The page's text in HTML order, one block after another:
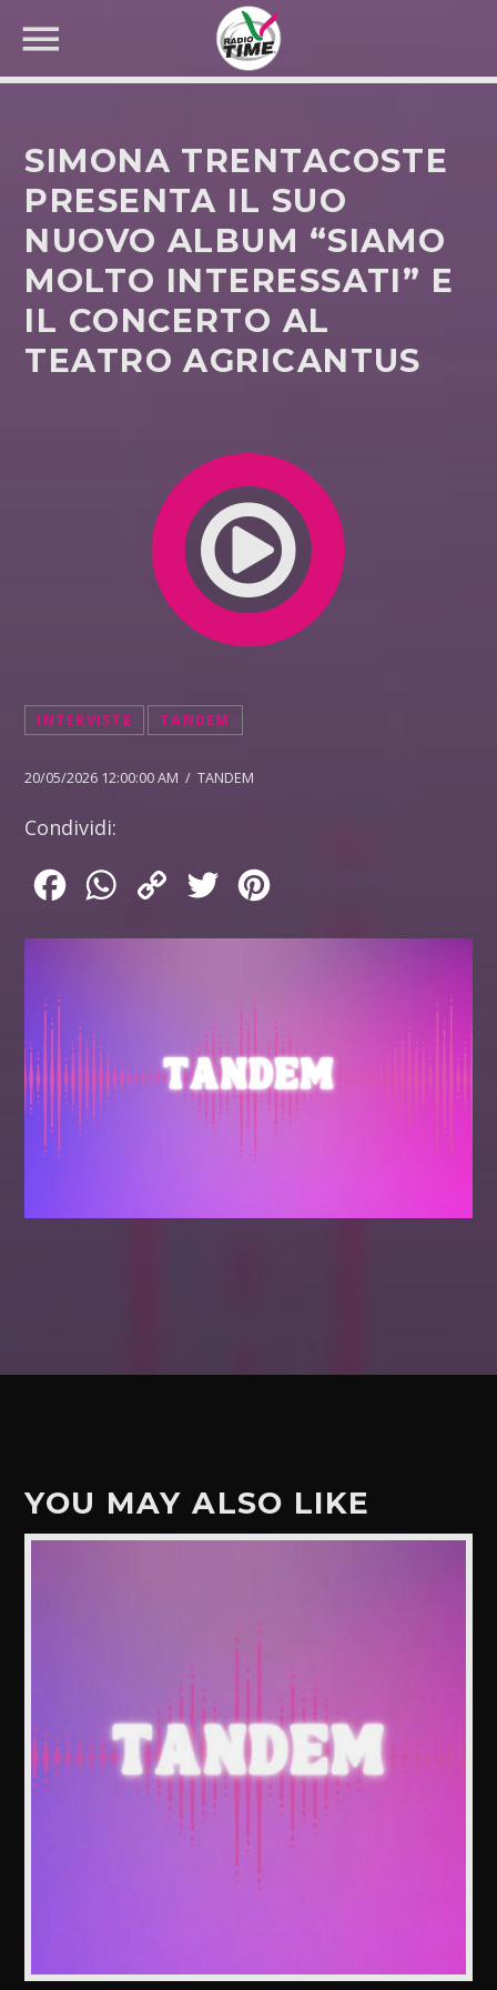
CERCA NEL SITO WEB:
SIMONA TRENTACOSTE
PRESENTA IL SUO
NUOVO ALBUM “SIAMO
MOLTO INTERESSATI” E
IL CONCERTO AL
TEATRO AGRICANTUS
INTERVISTE TANDEM
20/05/2026 12:00:00 AM / TANDEM
Condividi:
FacebookWhatsApp
Copy
Twitter
YOU MAY ALSO LIKE